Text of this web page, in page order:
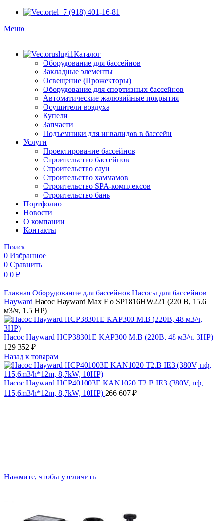
+7 (918) 401-16-81
Меню
Каталог
Оборудование для бассейнов
Закладные элементы
Освещение (Прожекторы)
Оборудование для спортивных бассейнов
Автоматические жалюзийные покрытия
Осушители воздуха
Купели
Запчасти
Подъемники для инвалидов в бассейн
Услуги
Проектирование бассейнов
Строительство бассейнов
Строительство саун
Строительство хаммамов
Строительство SPA-комплексов
Строительство бань
Портфолио
Новости
O компании
Контакты
Поиск
0 Избранное
0 Сравнить
0 0 ₽
Главная Оборудование для бассейнов Насосы для бассейнов
Hayward Насос Hayward Max Flo SP1816HW221 (220 В, 15.6
м3/ч, 1.5 HP)
Насос Hayward HCP38301E KAP300 M.B (220В, 48 м3/ч, 3HP)
129 352 ₽
Назад к товарам
Насос Hayward HCP401003E KAN1020 T2.B IE3 (380V, пф,
115,6m3/h*12m, 8,7kW, 10HP) 266 607 ₽
Нажмите, чтобы увеличить